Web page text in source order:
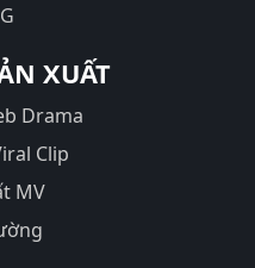
XUẤT
Drama
Clip
MV